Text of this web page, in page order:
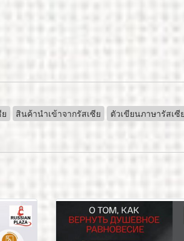
สินค้านำเข้าจากรัสเซีย ตัวเขียนภาษารัสเซีย